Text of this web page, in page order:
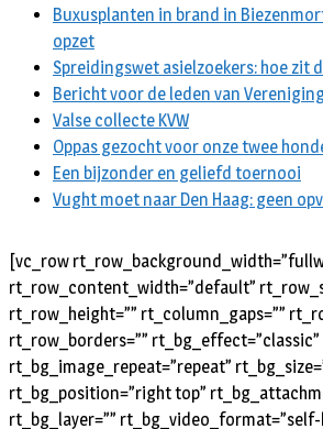
Buxusplanten in brand in
opzet
Spreidingswet asielzoekers: hoe zit
Bericht voor de leden van
Valse collecte KVW
Oppas gezocht voor onze twee
Een bijzonder en geliefd toernooi
Vught moet naar Den Haag: geen
[vc_row
rt_row_content_width=”default”
rt_row_height=”” rt_column_gaps=””
rt_row_borders=”” rt_bg_effect=”classic”
rt_bg_image_repeat=”repeat”
rt_bg_position=”right top”
rt_bg_layer=””